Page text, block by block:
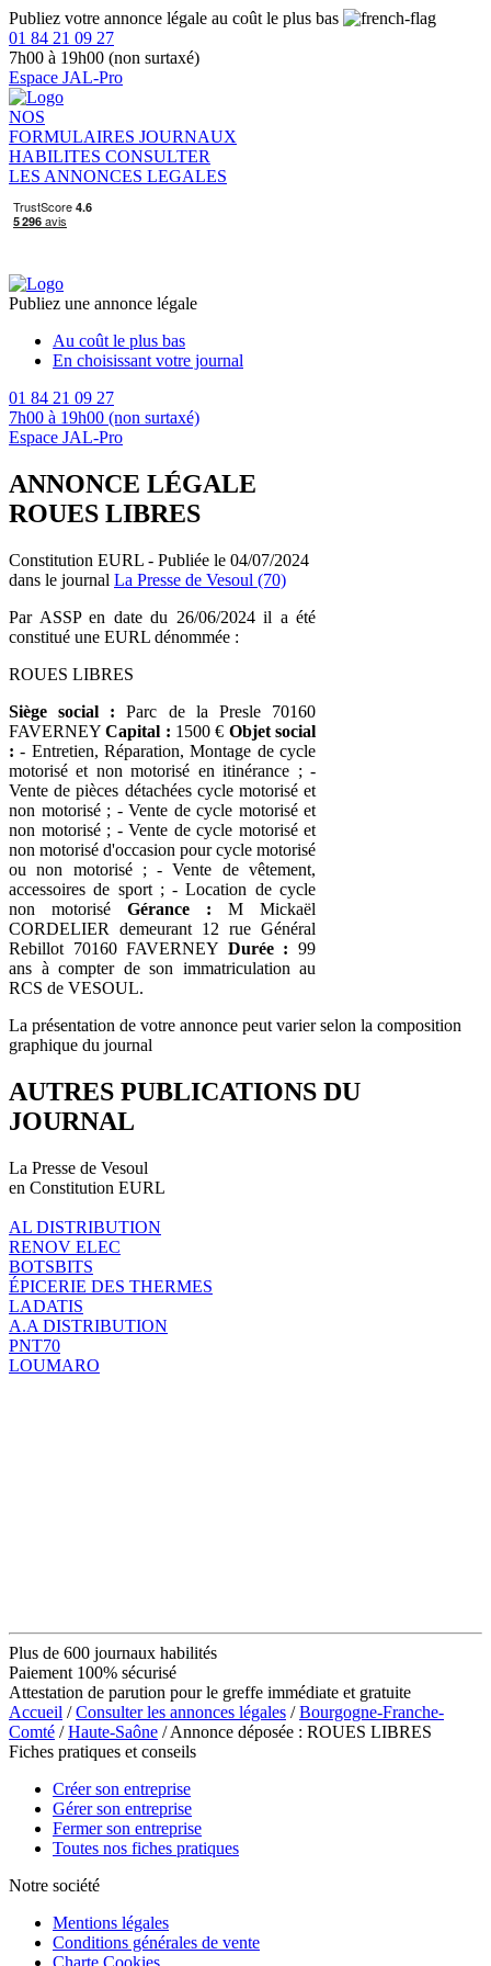
Publiez votre annonce légale au coût le plus bas
01 84 21 09 27
7h00 à 19h00 (non surtaxé)
Espace JAL-Pro
NOS
FORMULAIRES JOURNAUX
HABILITES CONSULTER
LES ANNONCES LEGALES
Publiez une annonce légale
Au coût le plus bas
En choisissant votre journal
01 84 21 09 27
7h00 à 19h00 (non surtaxé)
Espace JAL-Pro
ANNONCE LÉGALE
ROUES LIBRES
Constitution EURL - Publiée le 04/07/2024
dans le journal La Presse de Vesoul (70)
Par ASSP en date du 26/06/2024 il a été
constitué une EURL dénommée :
ROUES LIBRES
Siège social :Parc de la Presle 70160
FAVERNEYCapital : 1500 € Objet social
: - Entretien, Réparation, Montage de cycle
motorisé et non motorisé en itinérance ; -
Vente de pièces détachées cycle motorisé et
non motorisé ; - Vente de cycle motorisé et
non motorisé ; - Vente de cycle motorisé et
non motorisé d'occasion pour cycle motorisé
ou non motorisé ; - Vente de vêtement,
accessoires de sport ; - Location de cycle
non motorisé Gérance : M Mickaël
CORDELIER demeurant 12 rue Général
Rebillot 70160 FAVERNEY Durée : 99
ans à compter de son immatriculation au
RCS de VESOUL.
La présentation de votre annonce peut varier selon la composition
graphique du journal
AUTRES PUBLICATIONS DU
JOURNAL
La Presse de Vesoul
en Constitution EURL
AL DISTRIBUTION
RENOV ELEC
BOTSBITS
ÉPICERIE DES THERMES
LADATIS
A.A DISTRIBUTION
PNT70
LOUMARO
Plus de 600 journaux habilités
Paiement 100% sécurisé
Attestation de parution pour le greffe immédiate et gratuite
Accueil /Consulter les annonces légales /Bourgogne-Franche-
Comté /Haute-Saône / Annonce déposée : ROUES LIBRES
Fiches pratiques et conseils
Créer son entreprise
Gérer son entreprise
Fermer son entreprise
Toutes nos fiches pratiques
Notre société
Mentions légales
Conditions générales de vente
Charte Cookies